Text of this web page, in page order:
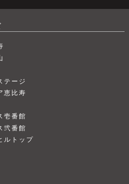
テージ
恵比寿
壱番館
弐番館
ルトップ